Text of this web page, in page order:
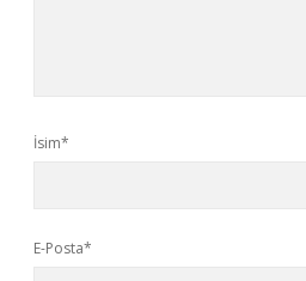
İsim*
E-Posta*